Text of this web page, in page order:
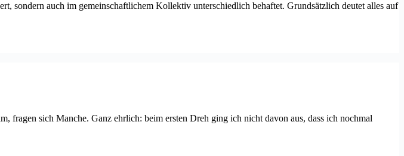
sondern auch im gemeinschaftlichem Kollektiv unterschiedlich behaftet. Grundsätzlich deutet alles auf
fragen sich Manche. Ganz ehrlich: beim ersten Dreh ging ich nicht davon aus, dass ich nochmal